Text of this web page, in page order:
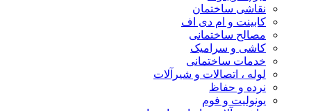
نقاشی ساختمان
کابینت و ام دی اف
مصالح ساختمانی
کاشی و سرامیک
خدمات ساختمانی
لوله ، اتصالات و شیرآلات
نرده و حفاظ
یونولیت و فوم